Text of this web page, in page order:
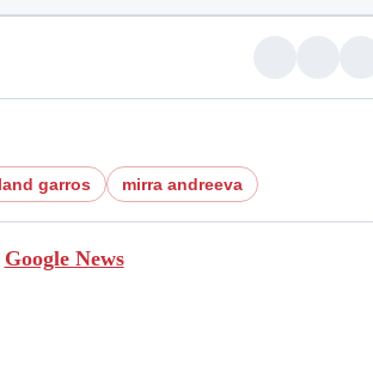
garros mirra andreeva
Google News